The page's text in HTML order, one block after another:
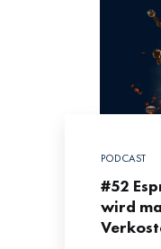
PODCAST
#52
wird